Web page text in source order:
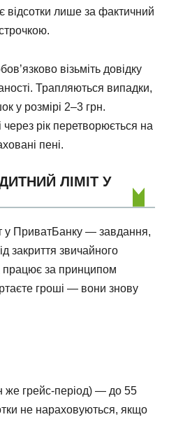
відсотки лише за фактичний
візьміть довідку
Трапляються випадки,
у розмірі 2–3 грн.
рік перетворюється на
пені.
ЛІМІТ У
у ПриватБанку — завдання,
закриття звичайного
працює за принципом
гроші — вони знову
же грейс-період) — до 55
не нараховуються, якщо